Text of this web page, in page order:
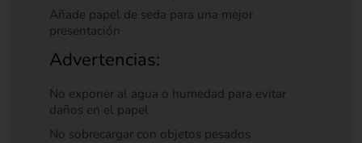
Añade papel de seda para una mejor
presentación
Advertencias:
No exponer al agua o humedad para evitar
daños en el papel
No sobrecargar con objetos pesados